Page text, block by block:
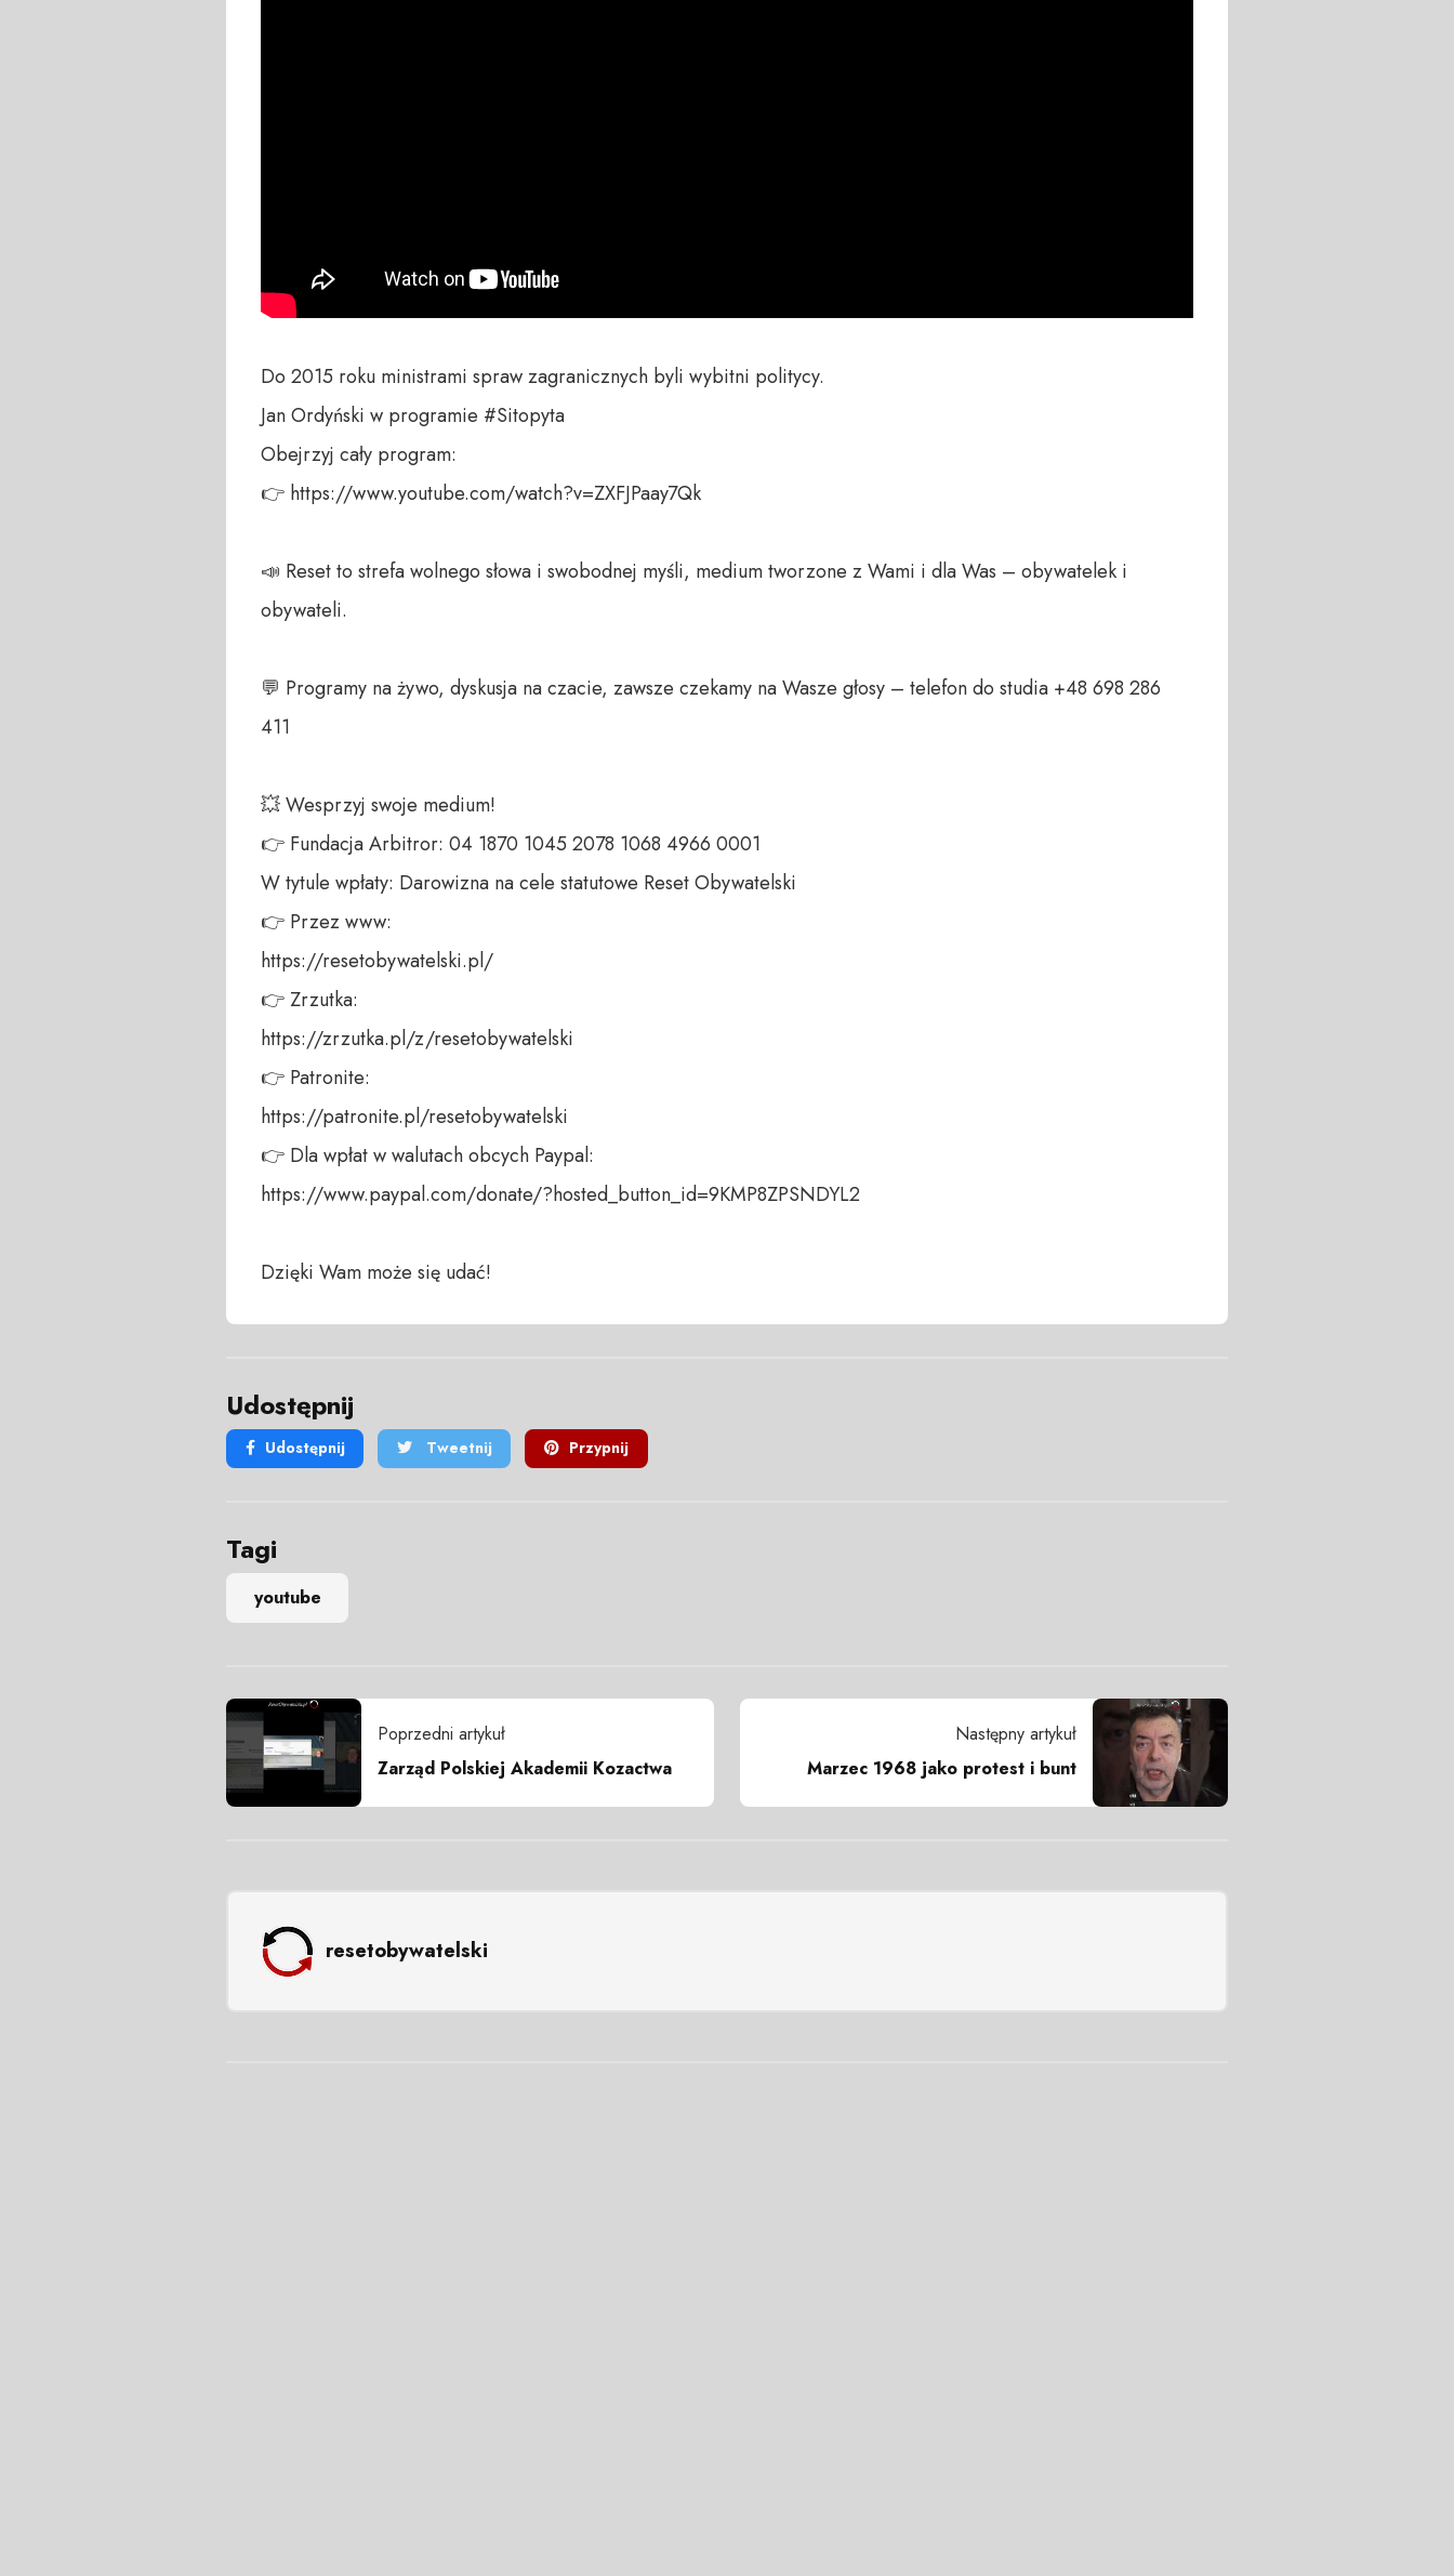
Do 2015 roku ministrami spraw zagranicznych byli wybitni politycy.
Jan Ordyński w programie #Sitopyta
Obejrzyj cały program:
👉 https://www.youtube.com/watch?v=ZXFJPaay7Qk
📣 Reset to strefa wolnego słowa i swobodnej myśli, medium tworzone z Wami i dla Was – obywatelek i
obywateli.
💬 Programy na żywo, dyskusja na czacie, zawsze czekamy na Wasze głosy – telefon do studia +48 698 286
411
💥 Wesprzyj swoje medium!
👉 Fundacja Arbitror: 04 1870 1045 2078 1068 4966 0001
W tytule wpłaty: Darowizna na cele statutowe Reset Obywatelski
👉 Przez www:
https://resetobywatelski.pl/
👉 Zrzutka:
https://zrzutka.pl/z/resetobywatelski
👉 Patronite:
https://patronite.pl/resetobywatelski
👉 Dla wpłat w walutach obcych Paypal:
https://www.paypal.com/donate/?hosted_button_id=9KMP8ZPSNDYL2
Dzięki Wam może się udać!
Udostępnij
Udostępnij Tweetnij Przypnij
Tagi
youtube
Poprzedni artykuł
Zarząd Polskiej Akademii Kozactwa
Następny artykuł
Marzec 1968 jako protest i bunt
resetobywatelski